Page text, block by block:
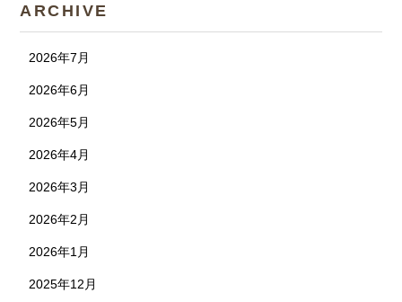
ARCHIVE
2026年7月
2026年6月
2026年5月
2026年4月
2026年3月
2026年2月
2026年1月
2025年12月